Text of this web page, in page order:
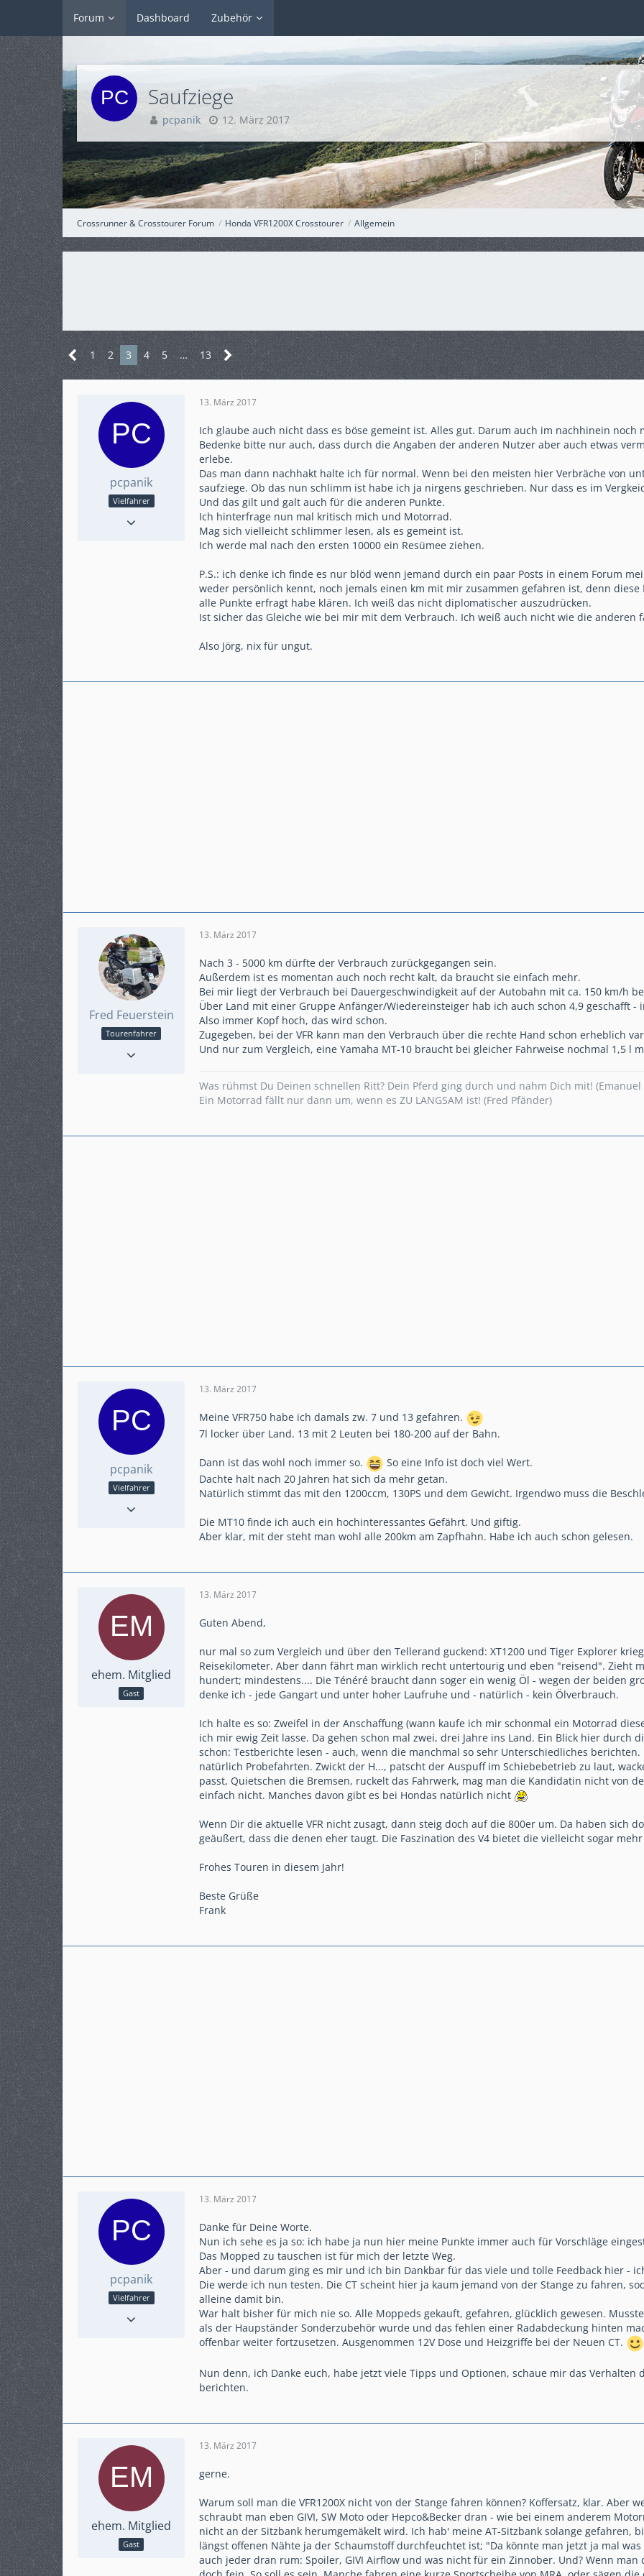
Forum Dashboard Zubehör
Crossrunner & Crosstourer Forum Honda VFR1200X Crosstourer Allgemein
Saufziege
pcpanik 12. März 2017
1 2 3 4 5 … 13
pcpanik
Vielfahrer
13. März 2017
Ich glaube auch nicht dass es böse gemeint ist. Alles gut. Darum auch im nachhinein noch
Bedenke bitte nur auch, dass durch die Angaben der anderen Nutzer aber auch etwas
erlebe.
Das man dann nachhakt halte ich für normal. Wenn bei den meisten hier Verbräche von
saufziege. Ob das nun schlimm ist habe ich ja nirgens geschrieben. Nur dass es im
Und das gilt und galt auch für die anderen Punkte.
Ich hinterfrage nun mal kritisch mich und Motorrad.
Mag sich vielleicht schlimmer lesen, als es gemeint ist.
Ich werde mal nach den ersten 10000 ein Resümee ziehen.
P.S.: ich denke ich finde es nur blöd wenn jemand durch ein paar Posts in einem Forum
weder persönlich kennt, noch jemals einen km mit mir zusammen gefahren ist, denn
alle Punkte erfragt habe klären. Ich weiß das nicht diplomatischer auszudrücken.
Ist sicher das Gleiche wie bei mir mit dem Verbrauch. Ich weiß auch nicht wie die
Also Jörg, nix für ungut.
Fred Feuerstein
Tourenfahrer
13. März 2017
Nach 3 - 5000 km dürfte der Verbrauch zurückgegangen sein.
Außerdem ist es momentan auch noch recht kalt, da braucht sie einfach mehr.
Bei mir liegt der Verbrauch bei Dauergeschwindigkeit auf der Autobahn mit ca. 150 km/h
Über Land mit einer Gruppe Anfänger/Wiedereinsteiger hab ich auch schon 4,9 geschafft
Also immer Kopf hoch, das wird schon.
Zugegeben, bei der VFR kann man den Verbrauch über die rechte Hand schon erheblich
Und nur zum Vergleich, eine Yamaha MT-10 braucht bei gleicher Fahrweise nochmal 1,5 l
Was rühmst Du Deinen schnellen Ritt? Dein Pferd ging durch und nahm Dich mit! (Emanuel
Ein Motorrad fällt nur dann um, wenn es ZU LANGSAM ist! (Fred Pfänder)
pcpanik
Vielfahrer
13. März 2017
Meine VFR750 habe ich damals zw. 7 und 13 gefahren.
7l locker über Land. 13 mit 2 Leuten bei 180-200 auf der Bahn.
Dann ist das wohl noch immer so.
So eine Info ist doch viel Wert.
Dachte halt nach 20 Jahren hat sich da mehr getan.
Natürlich stimmt das mit den 1200ccm, 130PS und dem Gewicht. Irgendwo muss die
Die MT10 finde ich auch ein hochinteressantes Gefährt. Und giftig.
Aber klar, mit der steht man wohl alle 200km am Zapfhahn. Habe ich auch schon gelesen.
ehem. Mitglied
Gast
13. März 2017
Guten Abend,
nur mal so zum Vergleich und über den Tellerand guckend: XT1200 und Tiger Explorer
Reisekilometer. Aber dann fährt man wirklich recht untertourig und eben "reisend". Zieht
hundert; mindestens.... Die Ténéré braucht dann soger ein wenig Öl - wegen der beiden
denke ich - jede Gangart und unter hoher Laufruhe und - natürlich - kein Ölverbrauch.
Ich halte es so: Zweifel in der Anschaffung (wann kaufe ich mir schonmal ein Motorrad
ich mir ewig Zeit lasse. Da gehen schon mal zwei, drei Jahre ins Land. Ein Blick hier durch
schon: Testberichte lesen - auch, wenn die manchmal so sehr Unterschiedliches
natürlich Probefahrten. Zwickt der H..., patscht der Auspuff im Schiebebetrieb zu laut,
passt, Quietschen die Bremsen, ruckelt das Fahrwerk, mag man die Kandidatin nicht von
einfach nicht. Manches davon gibt es bei Hondas natürlich nicht
Wenn Dir die aktuelle VFR nicht zusagt, dann steig doch auf die 800er um. Da haben sich
geäußert, dass die denen eher taugt. Die Faszination des V4 bietet die vielleicht sogar
Frohes Touren in diesem Jahr!
Beste Grüße
Frank
pcpanik
Vielfahrer
13. März 2017
Danke für Deine Worte.
Nun ich sehe es ja so: ich habe ja nun hier meine Punkte immer auch für Vorschläge
Das Mopped zu tauschen ist für mich der letzte Weg.
Aber - und darum ging es mir und ich bin Dankbar für das viele und tolle Feedback hier -
Die werde ich nun testen. Die CT scheint hier ja kaum jemand von der Stange zu fahren,
alleine damit bin.
War halt bisher für mich nie so. Alle Moppeds gekauft, gefahren, glücklich gewesen.
als der Haupständer Sonderzubehör wurde und das fehlen einer Radabdeckung hinten
offenbar weiter fortzusetzen. Ausgenommen 12V Dose und Heizgriffe bei der Neuen CT.
Nun denn, ich Danke euch, habe jetzt viele Tipps und Optionen, schaue mir das
berichten.
ehem. Mitglied
Gast
13. März 2017
gerne.
Warum soll man die VFR1200X nicht von der Stange fahren können? Koffersatz, klar. Aber
schraubt man eben GIVI, SW Moto oder Hepco&Becker dran - wie bei einem anderem
nicht an der Sitzbank herumgemäkelt wird. Ich hab' meine AT-Sitzbank solange gefahren,
längst offenen Nähte ja der Schaumstoff durchfeuchtet ist; "Da könnte man jetzt ja mal
auch jeder dran rum: Spoiler, GIVI Airflow und was nicht für ein Zinnober. Und? Wenn